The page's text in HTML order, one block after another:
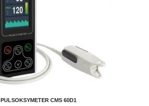
PULSOKSYMETER CMS 60D1